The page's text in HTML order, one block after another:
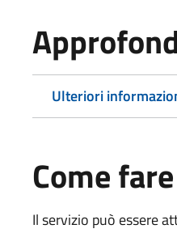
Ulteriori
Come fare
Il servizio può essere